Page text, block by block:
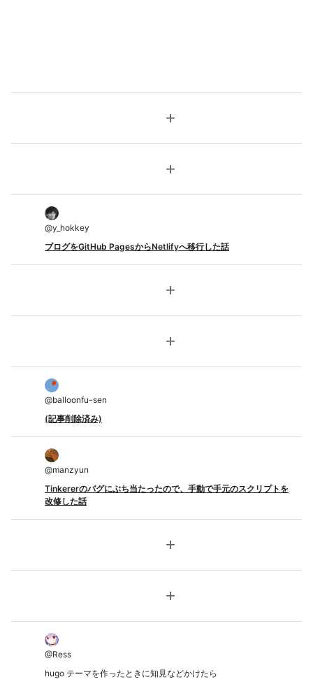
add
add
@y_hokkey
ブログをGitHub PagesからNetlifyへ移行した話
add
add
@balloonfu-sen
(記事削除済み)
@manzyun
Tinkererのバグにぶち当たったので、手動で手元のスクリプトを
改修した話
add
add
@Ress
hugo テーマを作ったときに知見などかけたら